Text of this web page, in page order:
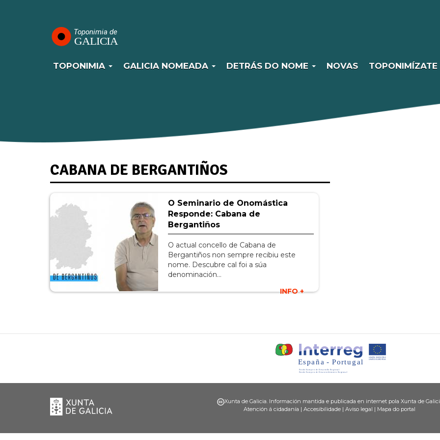
principal
TOPONIMIA GALICIA NOMEADA DETRÁS DO NOME NOVAS TOPONIMÍZATE
CABANA DE BERGANTIÑOS
O Seminario de Onomástica
Responde: Cabana de
Bergantiños
O actual concello de Cabana de
Bergantiños non sempre recibiu este
nome. Descubre cal foi a súa
denominación…
INFO +
Xunta
de
Galicia
Xunta de Galicia. Información mantida e publicada en internet pola Xunta de
Atención á cidadanía | Accesibilidade | Aviso legal | Mapa do portal